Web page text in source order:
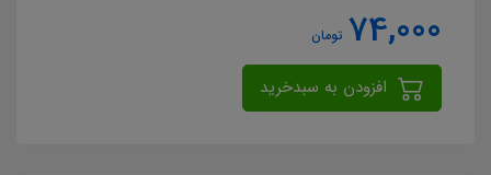
74,000 تومان